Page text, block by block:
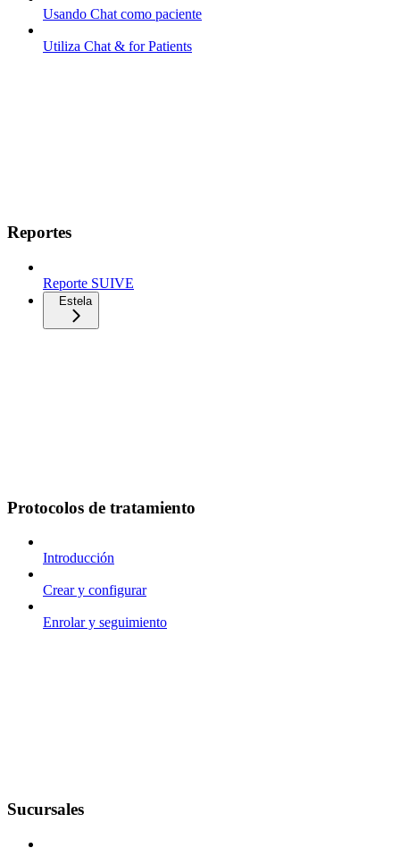
Usando Chat como paciente
Utiliza Chat & for Patients
Reportes
Reporte SUIVE
Estela
Protocolos de tratamiento
Introducción
Crear y configurar
Enrolar y seguimiento
Sucursales